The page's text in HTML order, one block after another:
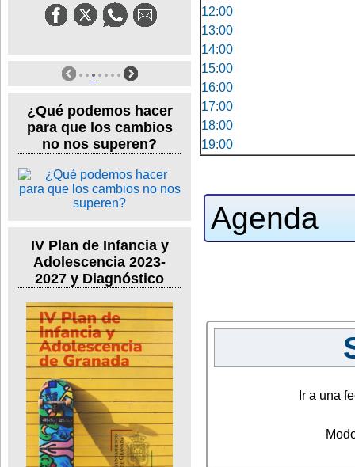
¿Qué podemos hacer
para que los cambios
no nos superen?
IV Plan de Infancia y
Adolescencia 2023-
2027 y Diagnóstico
12:00
13:00
14:00
15:00
16:00
17:00
18:00
19:00
Agenda
Ir a una